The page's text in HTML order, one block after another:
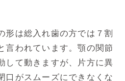
形は総入れ歯の方では７割
言われています。顎の関節
して動きますが、片方に異
口がスムーズにできなくな